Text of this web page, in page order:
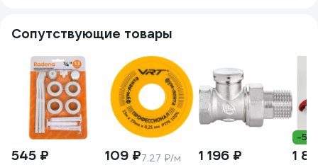
Сопутствующие товары
545 ₽ 109 ₽7.27 ₽/м 1 196 ₽
-5%
1